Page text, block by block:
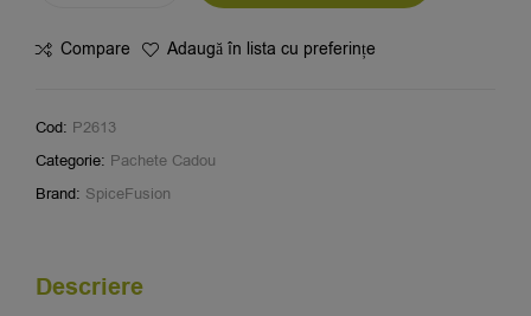
Compare Adaugă în lista cu preferințe
Cod: P2613
Categorie: Pachete Cadou
Brand: SpiceFusion
Descriere